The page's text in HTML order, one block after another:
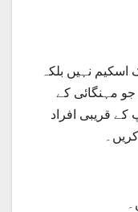
2026 صرف ایک اسکیم نہیں بلکہ
جو مہنگائی کے
قریبی افراد